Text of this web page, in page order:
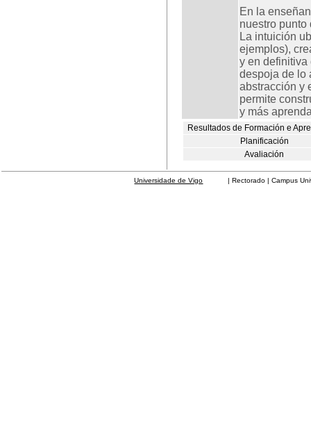
En la
nuestro punto
La intuición
ejemplos),
y en definitiva
despoja de lo
abstracción y
permite
y más
Resultados de Formación e
Planificación
Avaliación
Universidade de Vigo | Rectorado | Campus